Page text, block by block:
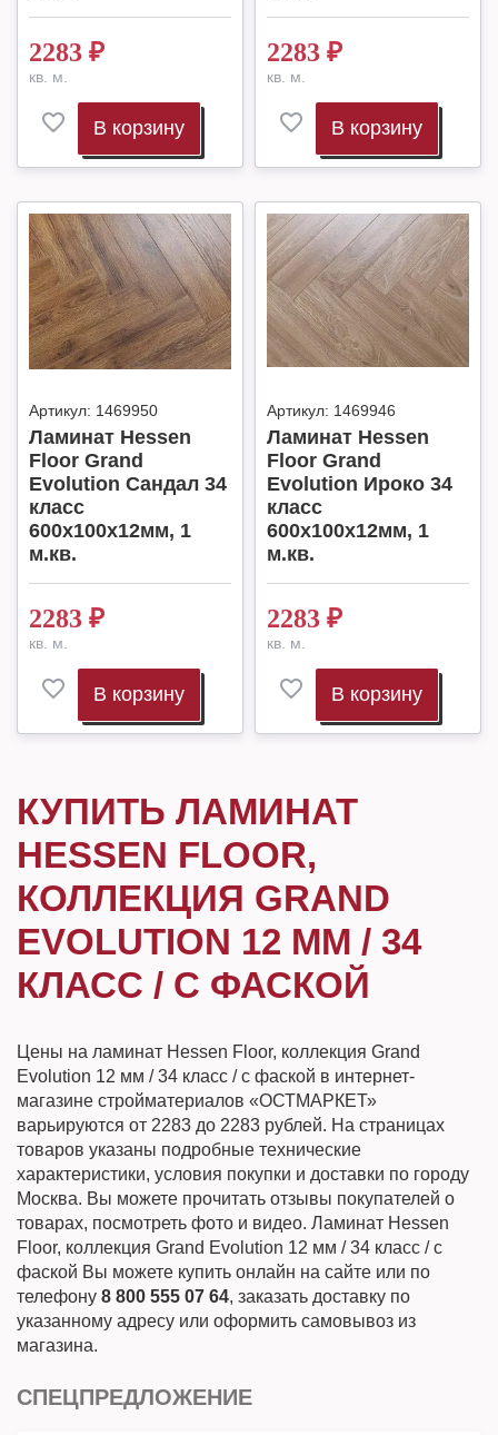
2283 ₽
кв. м.
В корзину
2283 ₽
кв. м.
В корзину
Артикул: 1469950
Ламинат Hessen
Floor Grand
Evolution Сандал 34
класс
600х100х12мм, 1
м.кв.
2283 ₽
кв. м.
В корзину
Артикул: 1469946
Ламинат Hessen
Floor Grand
Evolution Ироко 34
класс
600х100х12мм, 1
м.кв.
2283 ₽
кв. м.
В корзину
КУПИТЬ ЛАМИНАТ
HESSEN FLOOR,
КОЛЛЕКЦИЯ GRAND
EVOLUTION 12 ММ / 34
КЛАСС / С ФАСКОЙ
Цены на ламинат Hessen Floor, коллекция Grand
Evolution 12 мм / 34 класс / с фаской в интернет-
магазине стройматериалов «ОСТМАРКЕТ»
варьируются от 2283 до 2283 рублей. На страницах
товаров указаны подробные технические
характеристики, условия покупки и доставки по городу
Москва. Вы можете прочитать отзывы покупателей о
товарах, посмотреть фото и видео. Ламинат Hessen
Floor, коллекция Grand Evolution 12 мм / 34 класс / с
фаской Вы можете купить онлайн на сайте или по
телефону 8 800 555 07 64, заказать доставку по
указанному адресу или оформить самовывоз из
магазина.
СПЕЦПРЕДЛОЖЕНИЕ